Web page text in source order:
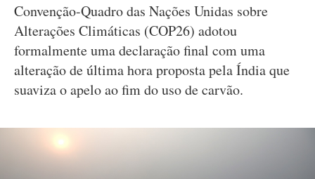
Convenção-Quadro das Nações Unidas sobre
Alterações Climáticas (COP26) adotou
formalmente uma declaração final com uma
alteração de última hora proposta pela Índia que
suaviza o apelo ao fim do uso de carvão.